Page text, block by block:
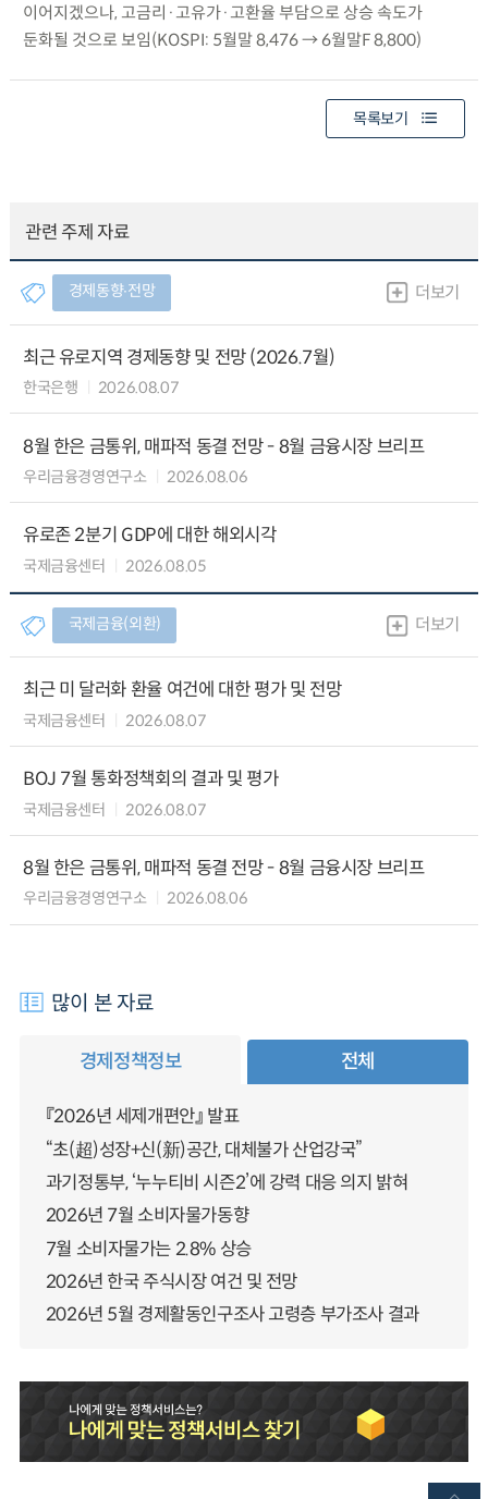
이어지겠으나, 고금리·고유가·고환율 부담으로 상승 속도가
둔화될 것으로 보임(KOSPI: 5월말 8,476 → 6월말F 8,800)
목록보기
관련 주제 자료
경제동향∙전망 더보기
최근 유로지역 경제동향 및 전망 (2026.7월)
한국은행 2026.08.07
8월 한은 금통위, 매파적 동결 전망 - 8월 금융시장 브리프
우리금융경영연구소 2026.08.06
유로존 2분기 GDP에 대한 해외시각
국제금융센터 2026.08.05
국제금융(외환) 더보기
최근 미 달러화 환율 여건에 대한 평가 및 전망
국제금융센터 2026.08.07
BOJ 7월 통화정책회의 결과 및 평가
국제금융센터 2026.08.07
8월 한은 금통위, 매파적 동결 전망 - 8월 금융시장 브리프
우리금융경영연구소 2026.08.06
많이 본 자료
경제정책정보 전체
『2026년 세제개편안』 발표
“초(超)성장+신(新)공간, 대체불가 산업강국”
과기정통부, ‘누누티비 시즌2’에 강력 대응 의지 밝혀
2026년 7월 소비자물가동향
7월 소비자물가는 2.8% 상승
2026년 한국 주식시장 여건 및 전망
2026년 5월 경제활동인구조사 고령층 부가조사 결과